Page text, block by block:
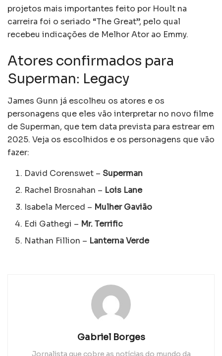
projetos mais importantes feito por Hoult na
carreira foi o seriado “The Great”, pelo qual
recebeu indicações de Melhor Ator ao Emmy.
Atores confirmados para
Superman: Legacy
James Gunn já escolheu os atores e os
personagens que eles vão interpretar no novo filme
de Superman, que tem data prevista para estrear em
2025. Veja os escolhidos e os personagens que vão
fazer:
David Corenswet – Superman
Rachel Brosnahan – Lois Lane
Isabela Merced – Mulher Gavião
Edi Gathegi – Mr. Terrific
Nathan Fillion – Lanterna Verde
Gabriel Borges
Jornalista que cobre as notícias do mundo da